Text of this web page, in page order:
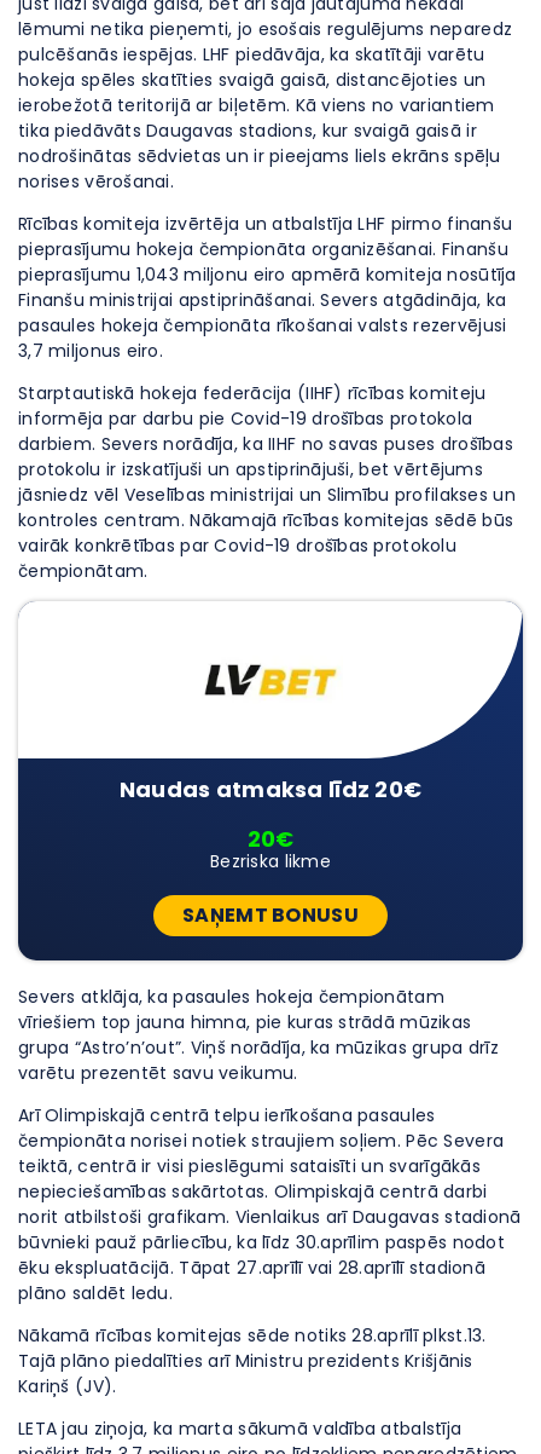
lēmumi netika pieņemti, jo esošais regulējums neparedz
pulcēšanās iespējas. LHF piedāvāja, ka skatītāji varētu
hokeja spēles skatīties svaigā gaisā, distancējoties un
ierobežotā teritorijā ar biļetēm. Kā viens no variantiem
tika piedāvāts Daugavas stadions, kur svaigā gaisā ir
nodrošinātas sēdvietas un ir pieejams liels ekrāns spēļu
norises vērošanai.
Rīcības komiteja izvērtēja un atbalstīja LHF pirmo finanšu
pieprasījumu hokeja čempionāta organizēšanai. Finanšu
pieprasījumu 1,043 miljonu eiro apmērā komiteja nosūtīja
Finanšu ministrijai apstiprināšanai. Severs atgādināja, ka
pasaules hokeja čempionāta rīkošanai valsts rezervējusi
3,7 miljonus eiro.
Starptautiskā hokeja federācija (IIHF) rīcības komiteju
informēja par darbu pie Covid-19 drošības protokola
darbiem. Severs norādīja, ka IIHF no savas puses drošības
protokolu ir izskatījuši un apstiprinājuši, bet vērtējums
jāsniedz vēl Veselības ministrijai un Slimību profilakses un
kontroles centram. Nākamajā rīcības komitejas sēdē būs
vairāk konkrētības par Covid-19 drošības protokolu
čempionātam.
Naudas atmaksa līdz 20€
20€
Bezriska likme
SAŅEMT BONUSU
Severs atklāja, ka pasaules hokeja čempionātam
vīriešiem top jauna himna, pie kuras strādā mūzikas
grupa “Astro’n’out”. Viņš norādīja, ka mūzikas grupa drīz
varētu prezentēt savu veikumu.
Arī Olimpiskajā centrā telpu ierīkošana pasaules
čempionāta norisei notiek straujiem soļiem. Pēc Severa
teiktā, centrā ir visi pieslēgumi sataisīti un svarīgākās
nepieciešamības sakārtotas. Olimpiskajā centrā darbi
norit atbilstoši grafikam. Vienlaikus arī Daugavas stadionā
būvnieki pauž pārliecību, ka līdz 30.aprīlim paspēs nodot
ēku ekspluatācijā. Tāpat 27.aprīlī vai 28.aprīlī stadionā
plāno saldēt ledu.
Nākamā rīcības komitejas sēde notiks 28.aprīlī plkst.13.
Tajā plāno piedalīties arī Ministru prezidents Krišjānis
Kariņš (JV).
LETA jau ziņoja, ka marta sākumā valdība atbalstīja